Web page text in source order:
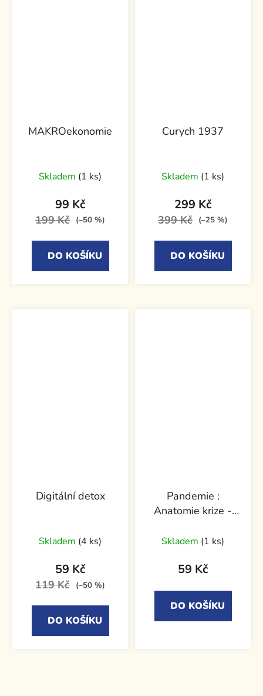
MAKROekonomie
Skladem (1 ks)
99 Kč
199 Kč (–50 %)
DO KOŠÍKU
Curych 1937
Skladem (1 ks)
299 Kč
399 Kč (–25 %)
DO KOŠÍKU
Digitální detox
Skladem (4 ks)
59 Kč
119 Kč (–50 %)
DO KOŠÍKU
Pandemie :
Anatomie krize -
Vojěch Gibiš
Skladem (1 ks)
59 Kč
DO KOŠÍKU